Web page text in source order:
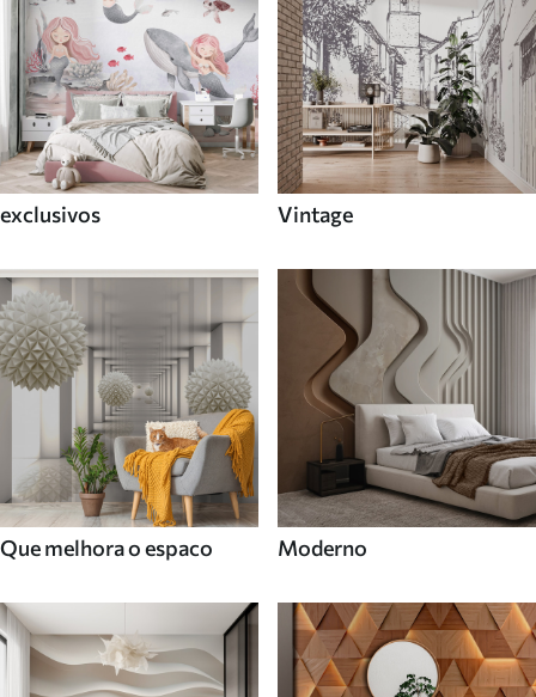
exclusivos Vintage
Que melhora o espaco Moderno